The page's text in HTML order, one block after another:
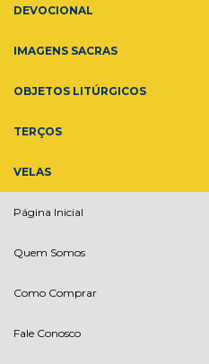
DEVOCIONAL
IMAGENS SACRAS
OBJETOS LITÚRGICOS
TERÇOS
VELAS
Página Inicial
Quem Somos
Como Comprar
Fale Conosco